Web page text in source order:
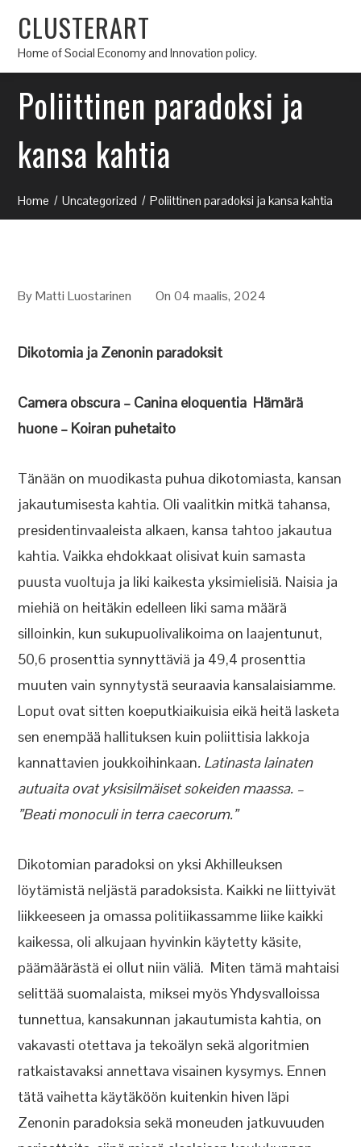
CLUSTERART
Home of Social Economy and Innovation policy.
Poliittinen paradoksi ja
kansa kahtia
Home Uncategorized Poliittinen paradoksi ja kansa kahtia
ByMatti Luostarinen On 04 maalis, 2024
Dikotomia ja Zenonin paradoksit
Camera obscura – Canina eloquentia Hämärä
huone – Koiran puhetaito
Tänään on muodikasta puhua dikotomiasta, kansan
jakautumisesta kahtia. Oli vaalitkin mitkä tahansa,
presidentinvaaleista alkaen, kansa tahtoo jakautua
kahtia. Vaikka ehdokkaat olisivat kuin samasta
puusta vuoltuja ja liki kaikesta yksimielisiä. Naisia ja
miehiä on heitäkin edelleen liki sama määrä
silloinkin, kun sukupuolivalikoima on laajentunut,
50,6 prosenttia synnyttäviä ja 49,4 prosenttia
muuten vain synnytystä seuraavia kansalaisiamme.
Loput ovat sitten koeputkiaikuisia eikä heitä lasketa
sen enempää hallituksen kuin poliittisia lakkoja
kannattavien joukkoihinkaan. Latinasta lainaten
autuaita ovat yksisilmäiset sokeiden maassa. –
”Beati monoculi in terra caecorum.”
Dikotomian paradoksi on yksi Akhilleuksen
löytämistä neljästä paradoksista. Kaikki ne liittyivät
liikkeeseen ja omassa politiikassamme liike kaikki
kaikessa, oli alkujaan hyvinkin käytetty käsite,
päämäärästä ei ollut niin väliä. Miten tämä mahtaisi
selittää suomalaista, miksei myös Yhdysvalloissa
tunnettua, kansakunnan jakautumista kahtia, on
vakavasti otettava ja tekoälyn sekä algoritmien
ratkaistavaksi annettava visainen kysymys. Ennen
tätä vaihetta käytäköön kuitenkin hiven läpi
Zenonin paradoksia sekä moneuden jatkuvuuden